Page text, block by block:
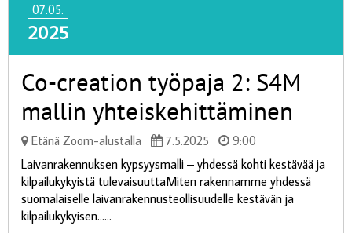
07.05.
2025
Co-creation työpaja 2: S4M
mallin yhteiskehittäminen
Etänä Zoom-alustalla 7.5.2025
9:00
Laivanrakennuksen kypsyysmalli – yhdessä kohti kestävää ja
kilpailukykyistä tulevaisuuttaMiten rakennamme yhdessä
suomalaiselle laivanrakennusteollisuudelle kestävän ja
kilpailukykyisen......